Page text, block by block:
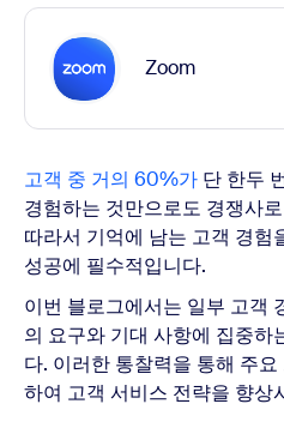
Zoom
고객 중 거의 60%가 단 한두
경험하는 것만으로도 경쟁사
따라서 기억에 남는 고객 경험
성공에 필수적입니다.
이번 블로그에서는 일부 고객
의 요구와 기대 사항에 집중하
다. 이러한 통찰력을 통해 주
하여 고객 서비스 전략을 향상